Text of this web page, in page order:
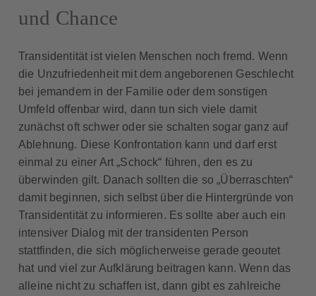
und Chance
Transidentität ist vielen Menschen noch fremd. Wenn
die Unzufriedenheit mit dem angeborenen Geschlecht
bei jemandem in der Familie oder dem sonstigen
Umfeld offenbar wird, dann tun sich viele damit
zunächst oft schwer oder sie schalten sogar ganz auf
Ablehnung. Diese Konfrontation kann und darf erst
einmal zu einer Art „Schock“ führen, den es zu
überwinden gilt. Danach sollten die so „Überraschten“
damit beginnen, sich selbst über die Hintergründe von
Transidentität zu informieren. Es sollte aber auch ein
intensiver Dialog mit der transidenten Person
stattfinden, die sich möglicherweise gerade geoutet
hat und viel zur Aufklärung beitragen kann. Wenn das
alleine nicht zu schaffen ist, dann gibt es zahlreiche